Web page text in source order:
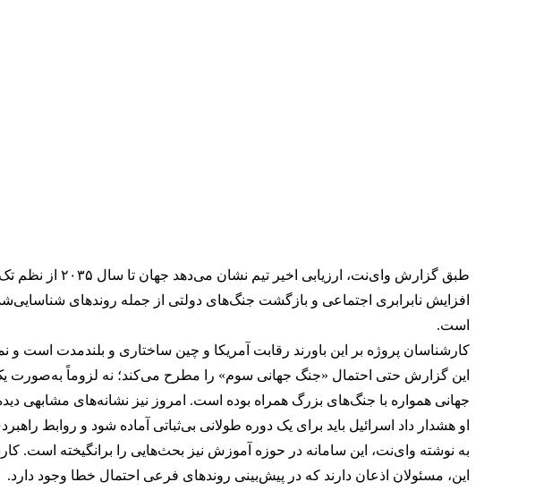
طبق گزارش
افزایش نابرابری اجتماعی و بازگشت جنگ‌های دولتی از جمله روندهای
است.
کارشناسان پروژه بر این باورند رقابت آمریکا و چین ساختاری و بلندمدت
این گزارش حتی احتمال «جنگ جهانی سوم» را مطرح می‌کند؛ نه لزوماً به‌صورت
جهانی همواره با جنگ‌های بزرگ همراه بوده است. امروز نیز نشانه‌های مشابهی
او هشدار داد اسرائیل باید برای یک دوره طولانی بی‌ثباتی آماده شود و روابط
به نوشته وای‌نت، این سامانه در حوزه آموزش نیز بحث‌هایی را برانگیخته است.
این، مسئولان اذعان دارند که در پیش‌بینی روندهای فرعی احتمال خطا وجود دارد.